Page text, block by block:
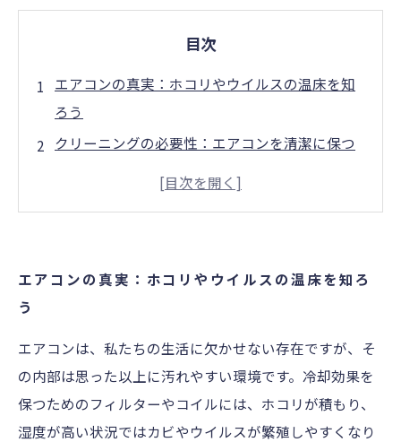
目次
エアコンの真実：ホコリやウイルスの温床を知
ろう
クリーニングの必要性：エアコンを清潔に保つ
生活の質向上：定期的なクリーニングのメリッ
エアコン清掃の具体的な手順：自分でできる！
健康維持のために：エアコンを清潔に保つため
のポイント
エアコンの真実：ホコリやウイルスの温床を知ろ
う
エアコンは、私たちの生活に欠かせない存在ですが、そ
の内部は思った以上に汚れやすい環境です。冷却効果を
保つためのフィルターやコイルには、ホコリが積もり、
湿度が高い状況ではカビやウイルスが繁殖しやすくなり